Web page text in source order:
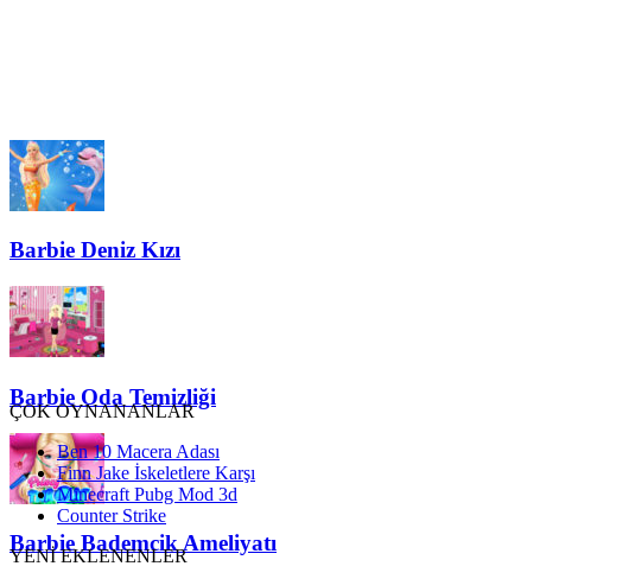
Barbie Deniz Kızı
Barbie Oda Temizliği
Barbie Bademcik Ameliyatı
ÇOK OYNANANLAR
Ben 10 Macera Adası
Finn Jake İskeletlere Karşı
Minecraft Pubg Mod 3d
Counter Strike
YENİ EKLENENLER